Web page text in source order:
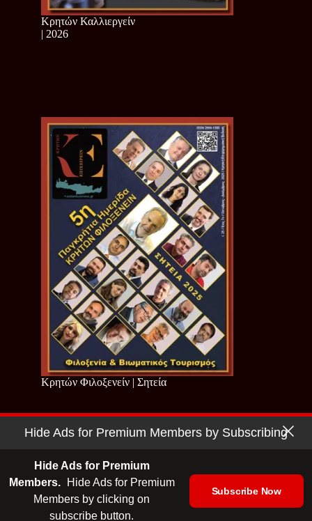
Κρητών Καλλιεργείν
| 2026
Κρητών Φιλοξενείν | Σητεία
Copyright © 2026 - Cretan Business | Κρητών Επιχειρείν
| Ταυτότητα | Media Kit
Hide Ads for Premium Members by Subscribing
Hide Ads for Premium
Members.
Hide Ads for Premium
Members by clicking on
subscribe button.
Subscribe Now